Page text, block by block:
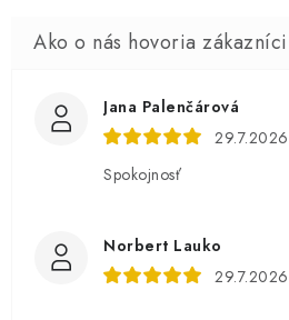
Jana Palenčárová
29.7.2026
Spokojnosť
Norbert Lauko
29.7.2026